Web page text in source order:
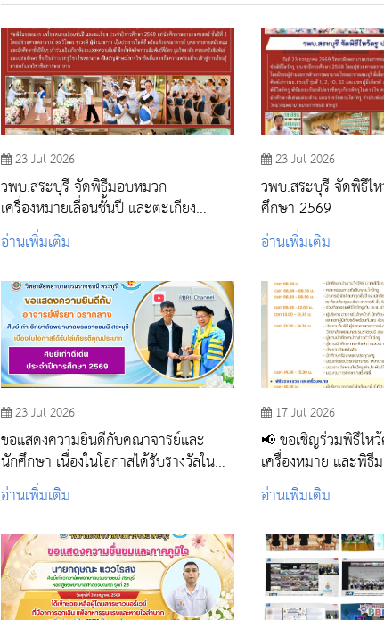
23 Jul 2026
วพบ.สระบุรี จัดพิธีมอบหมวก
เครื่องหมายเลื่อนชั้นปี และตะเกียง
ประจำปีการศึกษา 2569
อ่านเพิ่มเติม
23 Jul 2026
วพบ.สระบุรี จัดพิธีไ
ศึกษา 2569
อ่านเพิ่มเติม
23 Jul 2026
ขอแสดงความยินดีกับคณาจารย์และ
นักศึกษา เนื่องในโอกาสได้รับรางวัลในพิธี
ไหว้ครู สถาบันพระบรมราชชนก ประจำปี
การศึกษา 2569
อ่านเพิ่มเติม
17 Jul 2026
📢 ขอเชิญร่วมพิธีไห
เครื่องหมาย และพิธี
ปีการศึกษา 2569 💙🤍
อ่านเพิ่มเติม